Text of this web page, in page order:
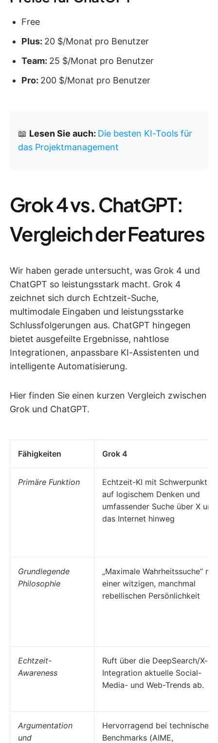
Free
Plus: 20 $/Monat pro Benutzer
Team: 25 $/Monat pro Benutzer
Pro: 200 $/Monat pro Benutzer
📖 Lesen Sie auch: Die besten KI-Tools für
das Projektmanagement
Grok 4 vs. ChatGPT:
Vergleich der Features
Wir haben gerade untersucht, was Grok 4 und
ChatGPT so leistungsstark macht. Grok 4
zeichnet sich durch Echtzeit-Suche,
multimodale Eingaben und leistungsstarke
Schlussfolgerungen aus. ChatGPT hingegen
bietet ausgefeilte Ergebnisse, nahtlose
Integrationen, anpassbare KI-Assistenten und
intelligente Automatisierung.
Hier finden Sie einen kurzen Vergleich zwischen
Grok und ChatGPT.
Fähigkeiten Grok 4
Primäre Funktion
Echtzeit-KI mit Schwerpunkt
auf logischem Denken und
umfassender Suche über X und
das Internet hinweg
Grundlegende
Philosophie
„Maximale Wahrheitssuche“ mit
einer witzigen, manchmal
rebellischen Persönlichkeit
Echtzeit-
Awareness
Ruft über die DeepSearch/X-
Integration aktuelle Social-
Media- und Web-Trends ab.
Argumentation
und
Hervorragend bei technischen
Benchmarks (AIME,